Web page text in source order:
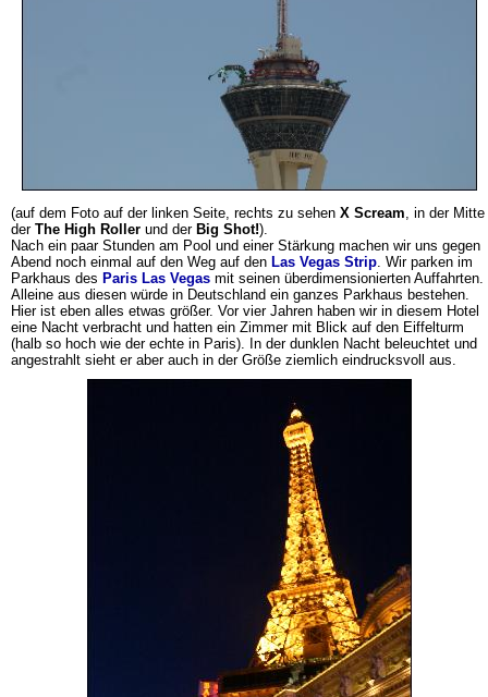
(auf dem Foto auf der linken Seite, rechts zu sehen X Scream , in der Mitte
der The High Roller und der Big Shot!).
Nach ein paar Stunden am Pool und einer Stärkung machen wir uns gegen
Abend noch einmal auf den Weg auf den Las Vegas Strip . Wir parken im
Parkhaus des Paris Las Vegas mit seinen überdimensionierten Auffahrten.
Alleine aus diesen würde in Deutschland ein ganzes Parkhaus bestehen.
Hier ist eben alles etwas größer. Vor vier Jahren haben wir in diesem Hotel
eine Nacht verbracht und hatten ein Zimmer mit Blick auf den Eiffelturm
(halb so hoch wie der echte in Paris). In der dunklen Nacht beleuchtet und
angestrahlt sieht er aber auch in der Größe ziemlich eindrucksvoll aus.